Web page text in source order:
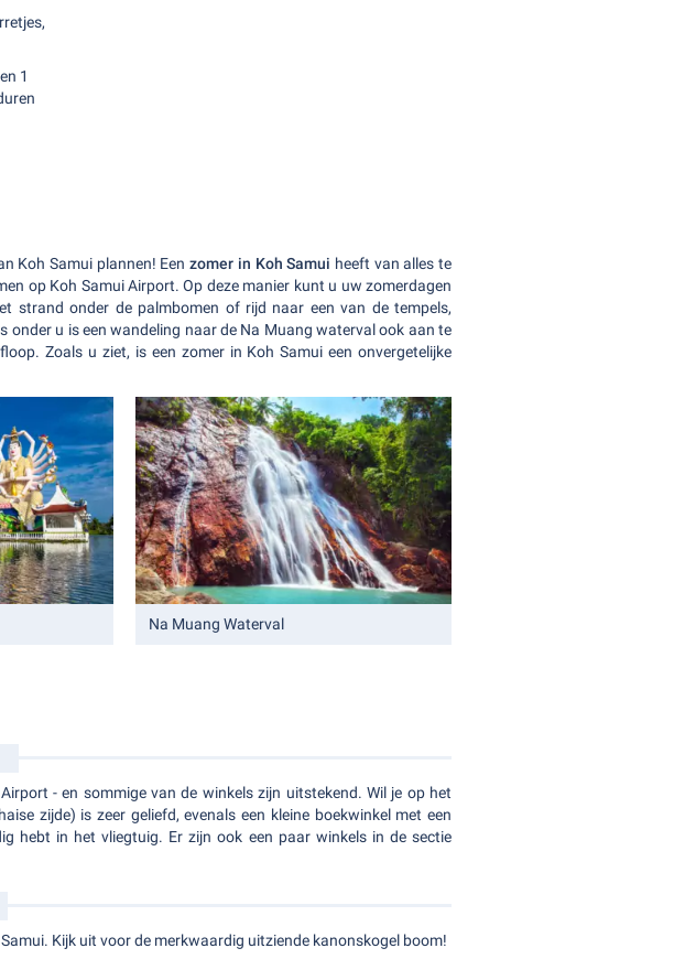
1
Koh Samui plannen! Eenzomer in Koh Samui heeft van alles te
op Koh Samui Airport. Op deze manier kunt u uw zomerdagen
strand onder de palmbomen of rijd naar een van de tempels,
onder u is een wandeling naar de Na Muang waterval ook aan te
Zoals u ziet, is een zomer in Koh Samui een onvergetelijke
Na Muang Waterval
- en sommige van de winkels zijn uitstekend. Wil je op het
zijde) is zeer geliefd, evenals een kleine boekwinkel met een
hebt in het vliegtuig. Er zijn ook een paar winkels in de sectie
Kijk uit voor de merkwaardig uitziende kanonskogel boom!